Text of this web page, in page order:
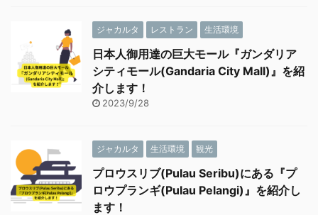
ジャカルタ レストラン 生活環境
日本人御用達の巨大モール『ガンダリア
シティモール(Gandaria City Mall)』を紹
介します！
2023/9/28
ジャカルタ 生活環境 観光
プロウスリブ(Pulau Seribu)にある『プ
ロウプランギ(Pulau Pelangi)』を紹介し
ます！